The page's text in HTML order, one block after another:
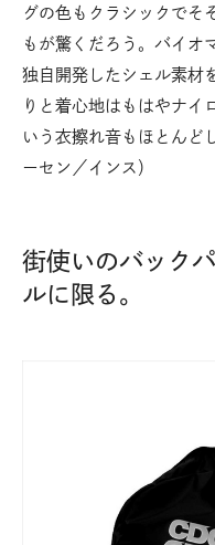
グの色もクラシックでそ
もが驚くだろう。バイオ
独自開発したシェル素材
りと着心地はもはやナイ
いう衣擦れ音もほとんど
ーセン／インス）
街使いのバック
ルに限る。